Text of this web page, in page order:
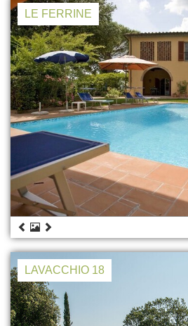
LE FERRINE
LAVACCHIO 18